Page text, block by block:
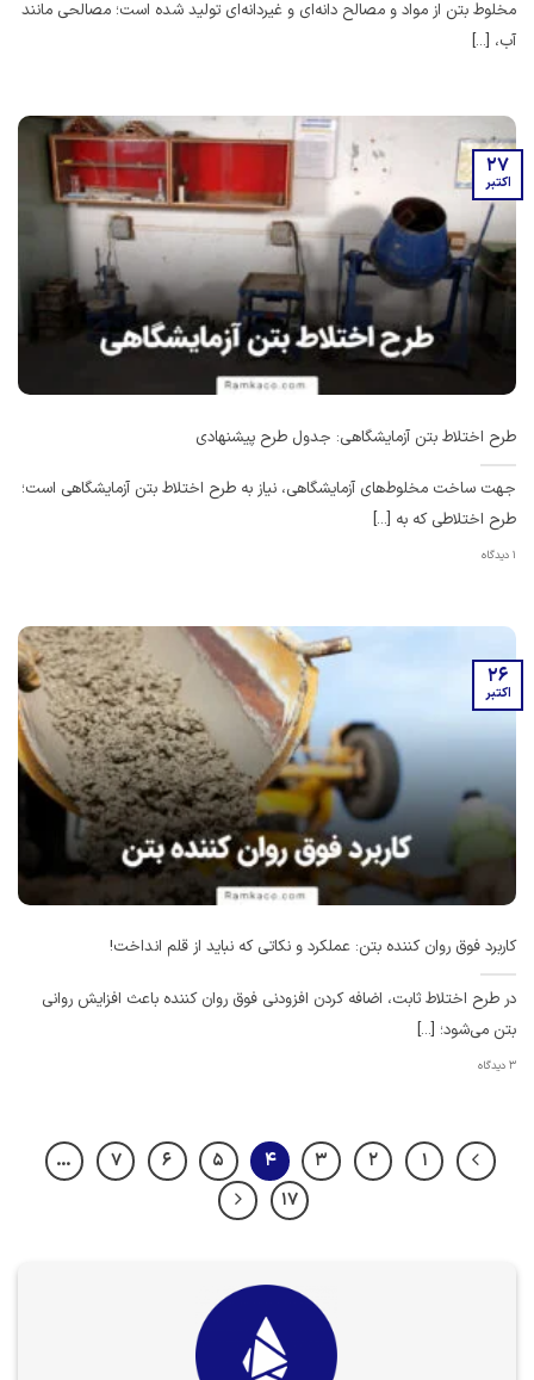
مخلوط بتن از مواد و مصالح دانه‌ای و غیردانه‌ای تولید شده است؛ مصالحی مانند
آب، [...]
طرح اختلاط بتن آزمایشگاهی: جدول طرح پیشنهادی
جهت ساخت مخلوط‌های آزمایشگاهی، نیاز به طرح اختلاط بتن آزمایشگاهی است؛
طرح اختلاطی که به [...]
1 دیدگاه
27
اکتبر
کاربرد فوق روان کننده بتن: عملکرد و نکاتی که نباید از قلم انداخت!
در طرح اختلاط ثابت، اضافه کردن افزودنی فوق ‌روان کننده باعث افزایش روانی
بتن می‌شود؛ [...]
3 دیدگاه
26
اکتبر
1
2
3
4
5
6
7
…
17